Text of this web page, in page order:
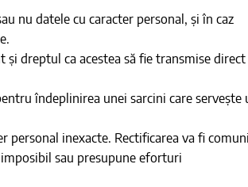
nu datele cu caracter personal, și în caz
dreptul ca acestea să fie transmise
îndeplinirea unei sarcini care servește
inexacte. Rectificarea va fi
sau presupune eforturi